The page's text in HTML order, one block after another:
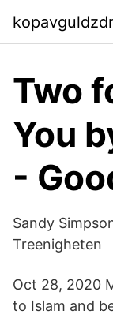
Two
You
-
Sandy
Treenigheten
Oct 28, 2020
to Islam and